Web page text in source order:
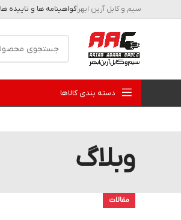
سیم و کابل آرین ابهر گواهینامه ها و تاییده ها
دسته بندی کالاها
وبلاگ
مقالات